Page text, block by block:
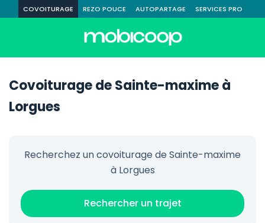
COVOITURAGE REZO POUCE AUTOPARTAGE SERVICES PRO
Covoiturage de Sainte-maxime à
Lorgues
Recherchez un covoiturage de Sainte-maxime
à Lorgues
Rechercher un trajet